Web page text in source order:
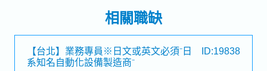
相關職缺
【台北】業務專員※日文或英文必須⁻日
系知名自動化設備製造商⁻
ID:19838